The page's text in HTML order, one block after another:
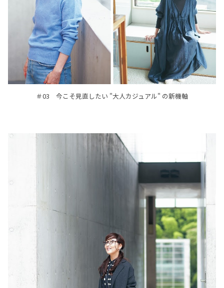
＃03 今こそ見直したい "大人カジュアル" の新機軸